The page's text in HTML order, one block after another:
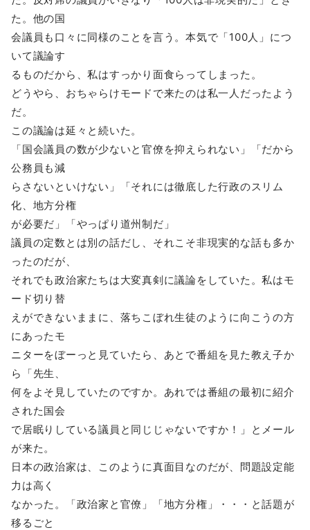
た。他の国
会議員も口々に同様のことを言う。本気で「100人」につ
いて議論す
るものだから、私はすっかり面食らってしまった。
どうやら、おちゃらけモードで来たのは私一人だったよう
だ。
この議論は延々と続いた。
「国会議員の数が少ないと官僚を抑えられない」「だから
公務員も減
らさないといけない」「それには徹底した行政のスリム
化、地方分権
が必要だ」「やっぱり道州制だ」
議員の定数とは別の話だし、それこそ非現実的な話も多か
ったのだが、
それでも政治家たちは大変真剣に議論をしていた。私はモ
ード切り替
えができないままに、落ちこぼれ生徒のように向こうの方
にあったモ
ニターをぼーっと見ていたら、あとで番組を見た教え子か
ら「先生、
何をよそ見していたのですか。あれでは番組の最初に紹介
された国会
で居眠りしている議員と同じじゃないですか！」とメール
が来た。
日本の政治家は、このように真面目なのだが、問題設定能
力は高く
なかった。「政治家と官僚」「地方分権」・・・と話題が
移るごと